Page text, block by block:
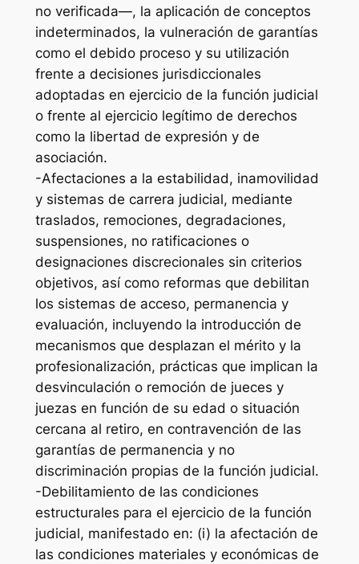
no verificada—, la aplicación de conceptos
indeterminados, la vulneración de garantías
como el debido proceso y su utilización
frente a decisiones jurisdiccionales
adoptadas en ejercicio de la función judicial
o frente al ejercicio legítimo de derechos
como la libertad de expresión y de
asociación.
-Afectaciones a la estabilidad, inamovilidad
y sistemas de carrera judicial, mediante
traslados, remociones, degradaciones,
suspensiones, no ratificaciones o
designaciones discrecionales sin criterios
objetivos, así como reformas que debilitan
los sistemas de acceso, permanencia y
evaluación, incluyendo la introducción de
mecanismos que desplazan el mérito y la
profesionalización, prácticas que implican la
desvinculación o remoción de jueces y
juezas en función de su edad o situación
cercana al retiro, en contravención de las
garantías de permanencia y no
discriminación propias de la función judicial.
-Debilitamiento de las condiciones
estructurales para el ejercicio de la función
judicial, manifestado en: (i) la afectación de
las condiciones materiales y económicas de